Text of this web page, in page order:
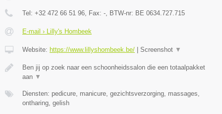
Tel: +32 472 66 51 96 , Fax: - , BTW-nr: BE 0634.727.715
E-mail › Lilly's Hombeek
Website: https://www.lillyshombeek.be/ | Screenshot ▼
Ben jij op zoek naar een schoonheidssalon die een totaalpakket
aan ▼
Diensten: pedicure, manicure, gezichtsverzorging, massages,
ontharing, gelish